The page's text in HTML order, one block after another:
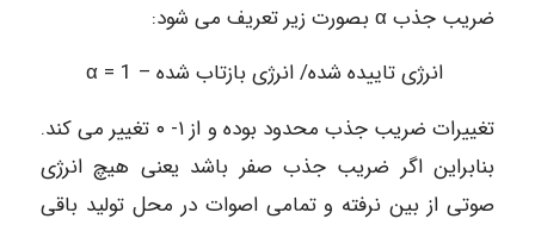
ضریب جذب α بصورت زیر تعریف می شود:
انرژی تاییده شده/ انرژی بازتاب شده – 1 = α
تغییرات ضریب جذب محدود بوده و از ۱- ۰ تغییر می کند.
بنابراین اگر ضریب جذب صفر باشد یعنی هیچ انرژی
صوتی از بین نرفته و تمامی اصوات در محل تولید باقی